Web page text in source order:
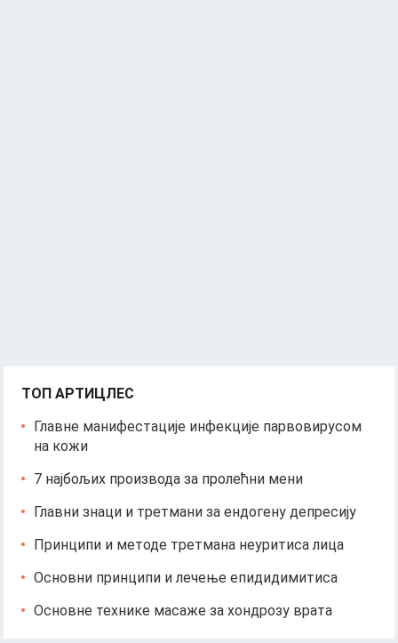
ТОП АРТИЦЛЕС
Главне манифестације инфекције парвовирусом
на кожи
7 најбољих производа за пролећни мени
Главни знаци и третмани за ендогену депресију
Принципи и методе третмана неуритиса лица
Основни принципи и лечење епидидимитиса
Основне технике масаже за хондрозу врата